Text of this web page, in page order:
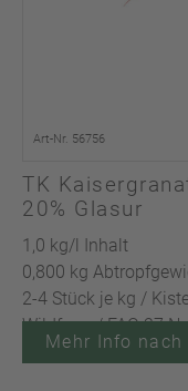
Art-Nr. 56756
TK
20% Glasur
1,0 kg/l Inhalt
0,800 kg
2-4 Stück je kg /
Wildfang / FAO 27
Mehr Info nach